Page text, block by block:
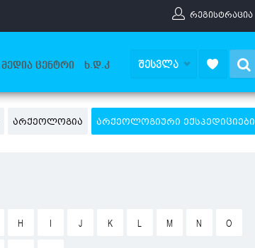
ᲠᲔᲒᲘᲡᲢᲠᲐᲪᲘᲐ
ᲛᲔᲓᲘᲐ ᲪᲔᲜᲢᲠᲘ Ხ.Დ.Კ ᲨᲔᲡᲕᲚᲐ
ᲐᲠᲥᲔᲝᲚᲝᲒᲘᲐ ᲐᲠᲥᲔᲝᲚᲝᲒᲘᲣᲠᲘ ᲔᲥᲡᲞᲔᲓᲘᲪᲘᲔᲑᲘ
H J K L M N O